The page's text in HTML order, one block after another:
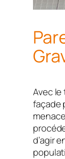
Avec
façade
d’agir